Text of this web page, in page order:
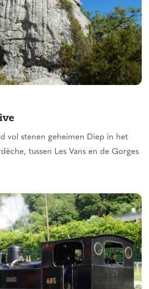
vol stenen geheimen Diep in het
tussen Les Vans en de Gorges